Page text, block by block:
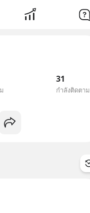
31
กำลังติดตาม